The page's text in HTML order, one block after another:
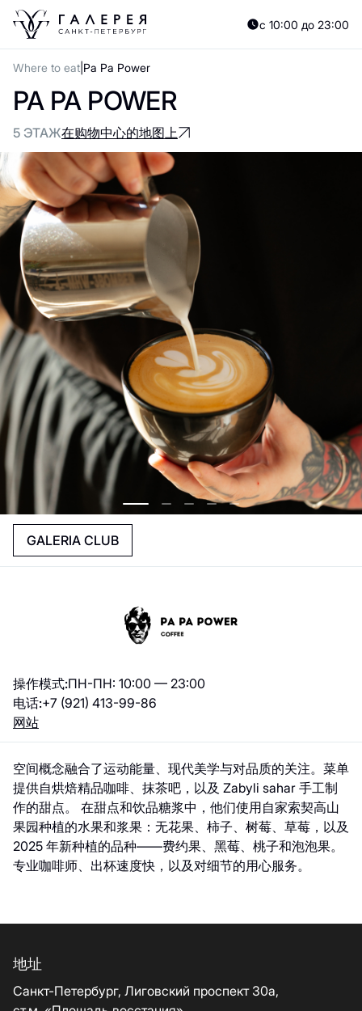
с 10:00 до 23:00
Where to eat Pa Pa Power
PA PA POWER
5 ЭТАЖ在购物中心的地图上
GALERIA CLUB
操作模式:ПН-ПН: 10:00 — 23:00
电话:+7 (921) 413-99-86
网站
空间概念融合了运动能量、现代美学与对品质的关注。菜单
提供自烘焙精品咖啡、抹茶吧，以及 Zabyli sahar 手工制
作的甜点。 在甜点和饮品糖浆中，他们使用自家索契高山
果园种植的水果和浆果：无花果、柿子、树莓、草莓，以及
2025 年新种植的品种——费约果、黑莓、桃子和泡泡果。
专业咖啡师、出杯速度快，以及对细节的用心服务。
地址
Санкт-Петербург, Лиговский проспект 30а,